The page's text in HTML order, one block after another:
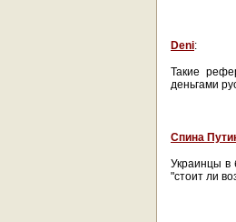
Deni:
Такие
деньгами
Спина
Украинцы в
"стоит ли